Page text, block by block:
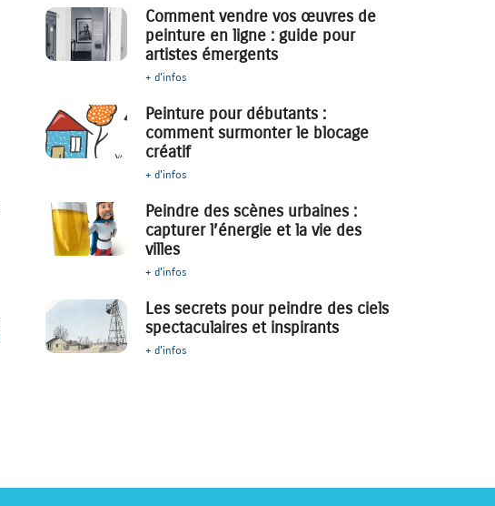
Comment vendre vos œuvres de
peinture en ligne : guide pour
artistes émergents
+ d'infos
Peinture pour débutants :
comment surmonter le blocage
créatif
+ d'infos
Peindre des scènes urbaines :
capturer l’énergie et la vie des
villes
+ d'infos
Les secrets pour peindre des ciels
spectaculaires et inspirants
+ d'infos